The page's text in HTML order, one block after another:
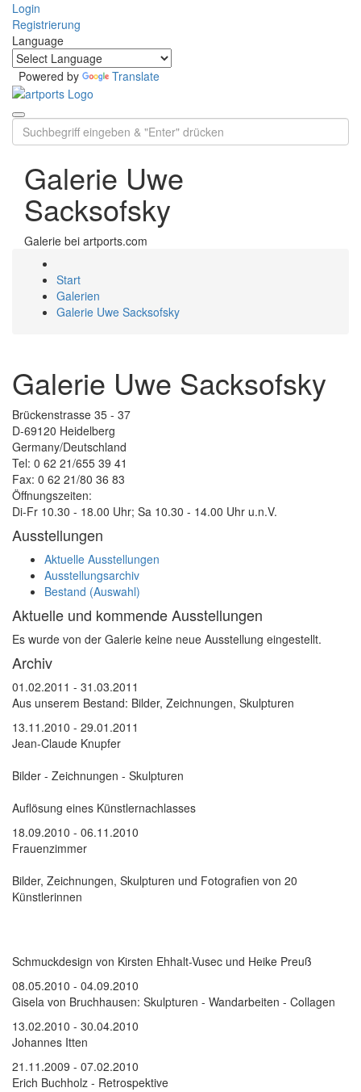
Login
Registrierung
Language
Powered by Translate
Galerie Uwe
Sacksofsky
Galerie bei artports.com
Start
Galerien
Galerie Uwe Sacksofsky
Galerie Uwe Sacksofsky
Brückenstrasse 35 - 37
D-69120 Heidelberg
Germany/Deutschland
Tel: 0 62 21/655 39 41
Fax: 0 62 21/80 36 83
Öffnungszeiten:
Di-Fr 10.30 - 18.00 Uhr; Sa 10.30 - 14.00 Uhr u.n.V.
Ausstellungen
Aktuelle Ausstellungen
Ausstellungsarchiv
Bestand (Auswahl)
Aktuelle und kommende Ausstellungen
Es wurde von der Galerie keine neue Ausstellung eingestellt.
Archiv
01.02.2011 - 31.03.2011
Aus unserem Bestand: Bilder, Zeichnungen, Skulpturen
13.11.2010 - 29.01.2011
Jean-Claude Knupfer
Bilder - Zeichnungen - Skulpturen
Auflösung eines Künstlernachlasses
18.09.2010 - 06.11.2010
Frauenzimmer
Bilder, Zeichnungen, Skulpturen und Fotografien von 20
Künstlerinnen
Schmuckdesign von Kirsten Ehhalt-Vusec und Heike Preuß
08.05.2010 - 04.09.2010
Gisela von Bruchhausen: Skulpturen - Wandarbeiten - Collagen
13.02.2010 - 30.04.2010
Johannes Itten
21.11.2009 - 07.02.2010
Erich Buchholz - Retrospektive